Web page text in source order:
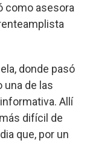
como asesora
donde pasó
una de las
Allí
difícil de
que, por un